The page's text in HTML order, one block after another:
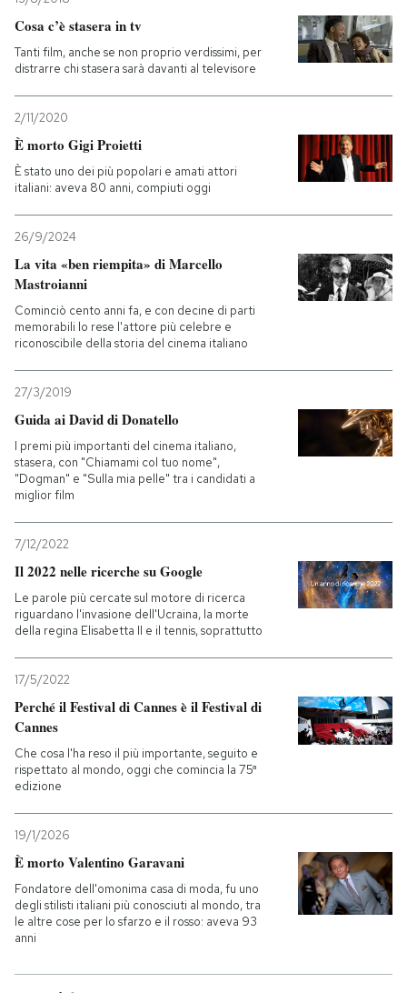
Cosa c’è stasera in tv
Tanti film, anche se non proprio verdissimi, per
distrarre chi stasera sarà davanti al televisore
2/11/2020
È morto Gigi Proietti
È stato uno dei più popolari e amati attori
italiani: aveva 80 anni, compiuti oggi
26/9/2024
La vita «ben riempita» di Marcello
Mastroianni
Cominciò cento anni fa, e con decine di parti
memorabili lo rese l'attore più celebre e
riconoscibile della storia del cinema italiano
27/3/2019
Guida ai David di Donatello
I premi più importanti del cinema italiano,
stasera, con "Chiamami col tuo nome",
"Dogman" e "Sulla mia pelle" tra i candidati a
miglior film
7/12/2022
Il 2022 nelle ricerche su Google
Le parole più cercate sul motore di ricerca
riguardano l'invasione dell'Ucraina, la morte
della regina Elisabetta II e il tennis, soprattutto
17/5/2022
Perché il Festival di Cannes è il Festival di
Cannes
Che cosa l'ha reso il più importante, seguito e
rispettato al mondo, oggi che comincia la 75ª
edizione
19/1/2026
È morto Valentino Garavani
Fondatore dell'omonima casa di moda, fu uno
degli stilisti italiani più conosciuti al mondo, tra
le altre cose per lo sfarzo e il rosso: aveva 93
anni